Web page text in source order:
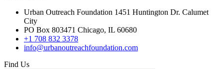
Urban Outreach Foundation 1451 Huntington Dr. Calumet
City
PO Box 803471 Chicago, IL 60680
+1 708 832 3378
info@urbanoutreachfoundation.com
Find Us